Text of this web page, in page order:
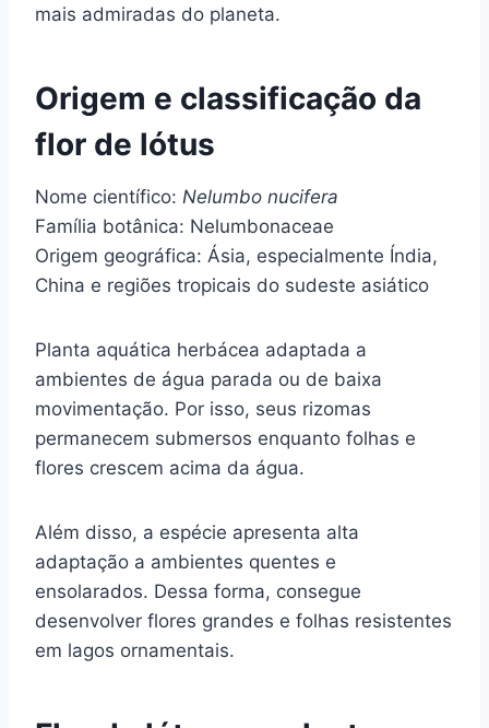
mais admiradas do planeta.
Origem e classificação da
flor de lótus
Nome científico: Nelumbo nucifera
Família botânica: Nelumbonaceae
Origem geográfica: Ásia, especialmente Índia,
China e regiões tropicais do sudeste asiático
Planta aquática herbácea adaptada a
ambientes de água parada ou de baixa
movimentação. Por isso, seus rizomas
permanecem submersos enquanto folhas e
flores crescem acima da água.
Além disso, a espécie apresenta alta
adaptação a ambientes quentes e
ensolarados. Dessa forma, consegue
desenvolver flores grandes e folhas resistentes
em lagos ornamentais.